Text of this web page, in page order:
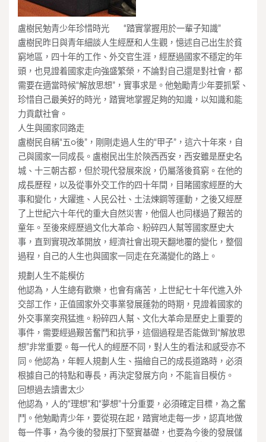
盧樹民勉青少年珍惜時光 “踏實掌握用於一輩子知識”
盧樹民昨日與青年細談人生經歷和人生觀，憶述自己出生於貧
窮地區，四十年的工作、外交官生涯，經歷過國家不穩定的年
頭，也見證着國家走向強盛繁榮，不論對自己還是對社會，都
需要在適當時候“解放思想”，實事求是。他勉勵青少年要抓緊、
珍惜自己最美好的時光，踏實地掌握足夠的知識，以知識和能
力貢獻社會。
人生與國家同路走
盧樹民自稱“五○後”，剛剛走過人生的“甲子”，這六十年來，自
己與國家一同成長。盧樹民出生於陝西西安，西安雖是歷史名
城、十三朝古都，但於現代發展來說，仍屬落後貧窮。在他的
成長歷程，以及從事外交工作的四十年間，目睹國家經歷的大
事和變化，大躍進、人民公社、土法煉鋼等運動，之後又經歷
了上世紀六十年代的重大自然災害，他個人也同樣過了艱苦的
童年。至後來經歷過文化大革命、粉碎四人幫等國家歷史大
事，直到實現改革開放，經濟社會出現天翻地覆的變化，整個
過程，自己的人生也與國家一同走在充滿變化的路上。
規劃人生不能模仿
他認為，人生總有歡樂，也會有痛苦，上世紀七十年代進入外
交部工作，正值國家外交事業發展蓬勃的時期，見證着國家的
外交事業突飛猛進。粉碎四人幫、文化大革命是歷史上重要的
事件，需要經過艱苦奮鬥和抗爭，這個過程是否能做到“解放思
想”非常重要。每一代人的經歷不同，對人生的看法和感受亦不
同。他認為，年輕人規劃人生、描繪自己的成長道路時，必須
根據自己的特點和專長，再決定發展方向，不能盲目模仿。
回想過去讀書太少
他認為，人的“理想”和“夢想”十分重要，必須確定目標，為之奮
鬥。他勉勵青少年，要從現在起，踏實地走每一步，認真地做
每一件事，為今後的發展打下堅實基礎，也要為今後的發展儲